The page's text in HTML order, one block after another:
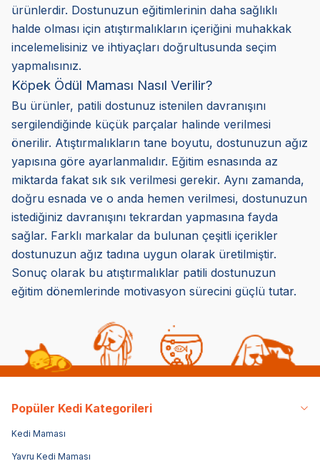
ürünlerdir. Dostunuzun eğitimlerinin daha sağlıklı
halde olması için atıştırmalıkların içeriğini muhakkak
incelemelisiniz ve ihtiyaçları doğrultusunda seçim
yapmalısınız.
Köpek Ödül Maması Nasıl Verilir?
Bu ürünler, patili dostunuz istenilen davranışını
sergilendiğinde küçük parçalar halinde verilmesi
önerilir. Atıştırmalıkların tane boyutu, dostunuzun ağız
yapısına göre ayarlanmalıdır. Eğitim esnasında az
miktarda fakat sık sık verilmesi gerekir. Aynı zamanda,
doğru esnada ve o anda hemen verilmesi, dostunuzun
istediğiniz davranışını tekrardan yapmasına fayda
sağlar. Farklı markalar da bulunan çeşitli içerikler
dostunuzun ağız tadına uygun olarak üretilmiştir.
Sonuç olarak bu atıştırmalıklar patili dostunuzun
eğitim dönemlerinde motivasyon sürecini güçlü tutar.
Popüler Kedi Kategorileri
Kedi Maması
Yavru Kedi Maması